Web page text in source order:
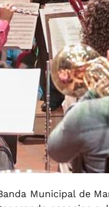
Municipal de